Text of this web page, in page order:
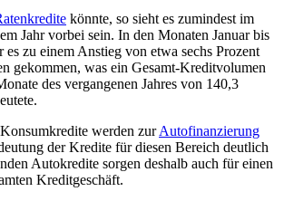
könnte, so sieht es zumindest im
Jahr vorbei sein. In den Monaten Januar bis
es zu einem Anstieg von etwa sechs Prozent
gekommen, was ein Gesamt-Kreditvolumen
des vergangenen Jahres von 140,3
werden zurAutofinanzierung
der Kredite für diesen Bereich deutlich
Autokredite sorgen deshalb auch für einen
Kreditgeschäft.